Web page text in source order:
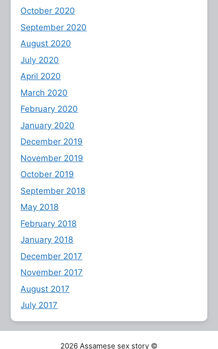
October 2020
September 2020
August 2020
July 2020
April 2020
March 2020
February 2020
January 2020
December 2019
November 2019
October 2019
September 2018
May 2018
February 2018
January 2018
December 2017
November 2017
August 2017
July 2017
2026 Assamese sex story ©